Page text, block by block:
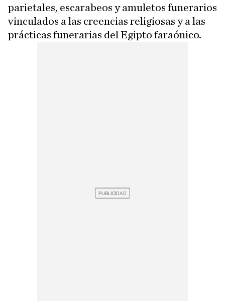
parietales, escarabeos y amuletos funerarios
vinculados a las creencias religiosas y a las
prácticas funerarias del Egipto faraónico.